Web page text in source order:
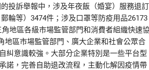
訴舉報中，涉及年夜飯（婚宴）服務退訂
輪等）3474件；涉及口罩等防疫用品26173
區各級市場監管部門和消費者組織快速
區市場監管部門、廣大企業和社會公眾合
糾意識較強。大部分企業特別是一些平台型
諾，完善自助退改流程，主動化解因疫情帶